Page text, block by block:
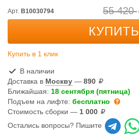
55 420
Арт. B10030794
КУПИТЬ
Купить в 1 клик
В наличии
Доставка в Москву — 890
Ближайшая: 18 сентября (пятница)
Подъем на лифте: бесплатно
Стоимость сборки — 1 000
Остались вопросы? Пишите